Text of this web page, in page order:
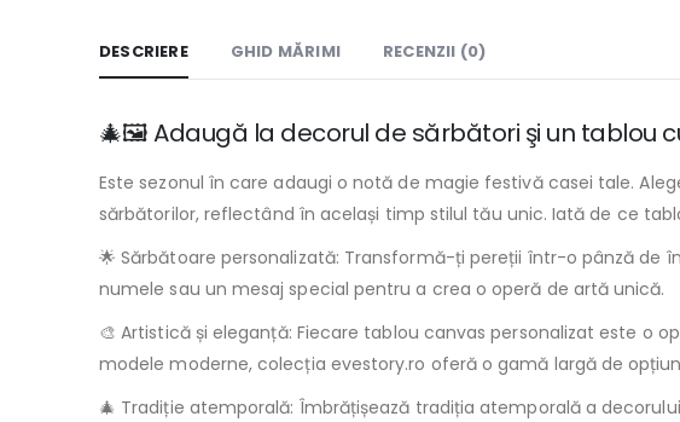
DESCRIERE GHID MĂRIMI RECENZII (0)
🎄🖼️ Adaugă la decorul de sărbători şi un tablou
Este sezonul în care adaugi o notă de magie festivă casei tale.
sărbătorilor, reflectând în același timp stilul tău unic. Iată de ce
🌟 Sărbătoare personalizată: Transformă-ți pereții într-o pânză de
numele sau un mesaj special pentru a crea o operă de artă unică.
🎨 Artistică și eleganță: Fiecare tablou canvas personalizat este o
modele moderne, colecția evestory.ro oferă o gamă largă de
🎄 Tradiție atemporală: Îmbrățișează tradiția atemporală a